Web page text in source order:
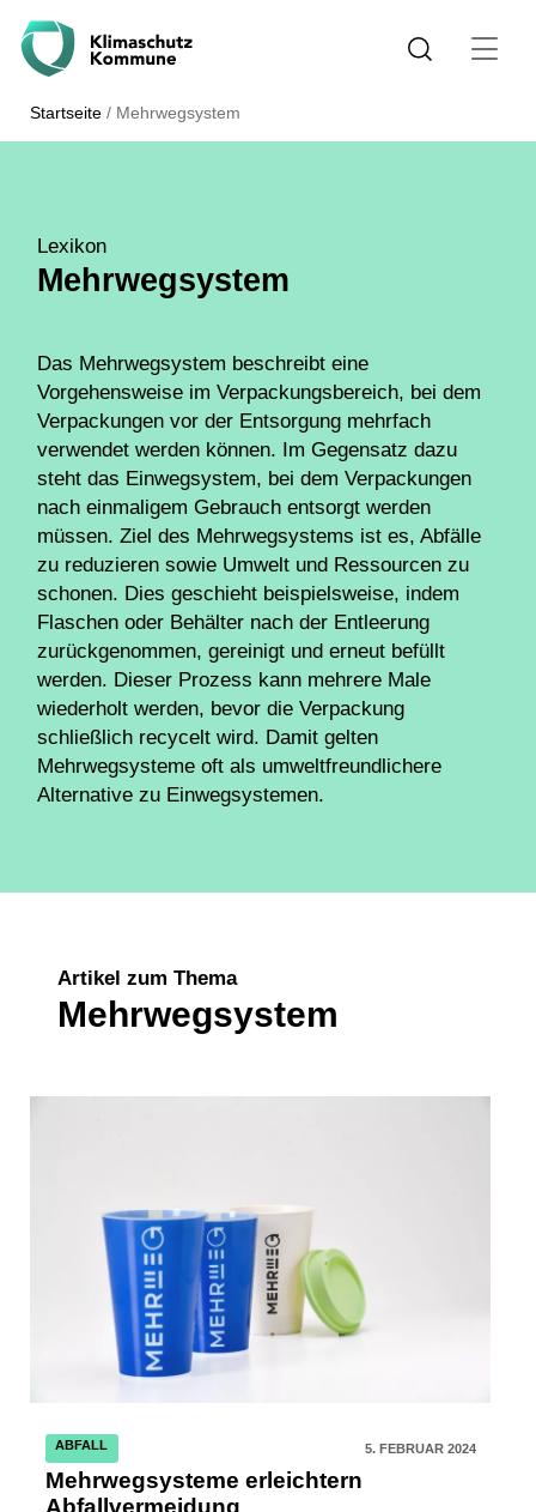
Startseite / Mehrwegsystem
Lexikon
Mehrwegsystem
Das Mehrwegsystem beschreibt eine
Vorgehensweise im Verpackungsbereich, bei dem
Verpackungen vor der Entsorgung mehrfach
verwendet werden können. Im Gegensatz dazu
steht das Einwegsystem, bei dem Verpackungen
nach einmaligem Gebrauch entsorgt werden
müssen. Ziel des Mehrwegsystems ist es, Abfälle
zu reduzieren sowie Umwelt und Ressourcen zu
schonen. Dies geschieht beispielsweise, indem
Flaschen oder Behälter nach der Entleerung
zurückgenommen, gereinigt und erneut befüllt
werden. Dieser Prozess kann mehrere Male
wiederholt werden, bevor die Verpackung
schließlich recycelt wird. Damit gelten
Mehrwegsysteme oft als umweltfreundlichere
Alternative zu Einwegsystemen.
Artikel zum Thema
Mehrwegsystem
ABFALL 5. FEBRUAR 2024
Mehrwegsysteme erleichtern
Abfallvermeidung